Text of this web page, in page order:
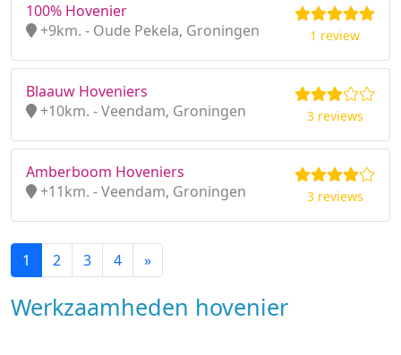
100% Hovenier
+9km. - Oude Pekela, Groningen
1 review
Blaauw Hoveniers
+10km. - Veendam, Groningen
3 reviews
Amberboom Hoveniers
+11km. - Veendam, Groningen
3 reviews
1 2 3 4 »
Werkzaamheden hovenier